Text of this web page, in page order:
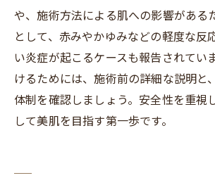
や、施術方法による肌への影響がある
として、赤みやかゆみなどの軽度な反
い炎症が起こるケースも報告されてい
けるためには、施術前の詳細な説明と
体制を確認しましょう。安全性を重視
して美肌を目指す第一歩です。